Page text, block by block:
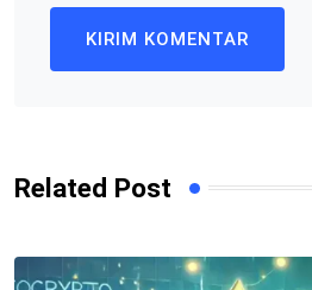
Related Post